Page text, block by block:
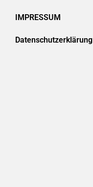
IMPRESSUM
Datenschutzerklärung